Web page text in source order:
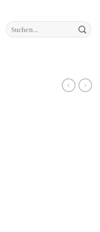
Suchen
nach: